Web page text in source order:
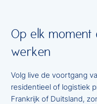
Bekijk onze
Op elk
werken
Volg live de voortgang
residentieel of logistiek
Frankrijk of Duitsland,